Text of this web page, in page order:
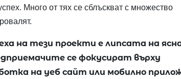
Много от тях се сблъскват с множество
на тези проекти е липсата на
се фокусират върху
на уеб сайт или мобилно